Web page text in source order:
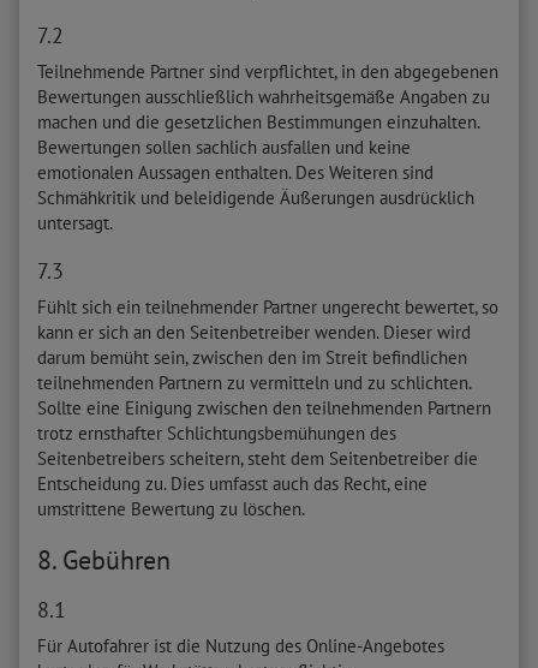
7.2
Teilnehmende Partner sind verpflichtet, in den abgegebenen
Bewertungen ausschließlich wahrheitsgemäße Angaben zu
machen und die gesetzlichen Bestimmungen einzuhalten.
Bewertungen sollen sachlich ausfallen und keine
emotionalen Aussagen enthalten. Des Weiteren sind
Schmähkritik und beleidigende Äußerungen ausdrücklich
untersagt.
7.3
Fühlt sich ein teilnehmender Partner ungerecht bewertet, so
kann er sich an den Seitenbetreiber wenden. Dieser wird
darum bemüht sein, zwischen den im Streit befindlichen
teilnehmenden Partnern zu vermitteln und zu schlichten.
Sollte eine Einigung zwischen den teilnehmenden Partnern
trotz ernsthafter Schlichtungsbemühungen des
Seitenbetreibers scheitern, steht dem Seitenbetreiber die
Entscheidung zu. Dies umfasst auch das Recht, eine
umstrittene Bewertung zu löschen.
8. Gebühren
8.1
Für Autofahrer ist die Nutzung des Online-Angebotes